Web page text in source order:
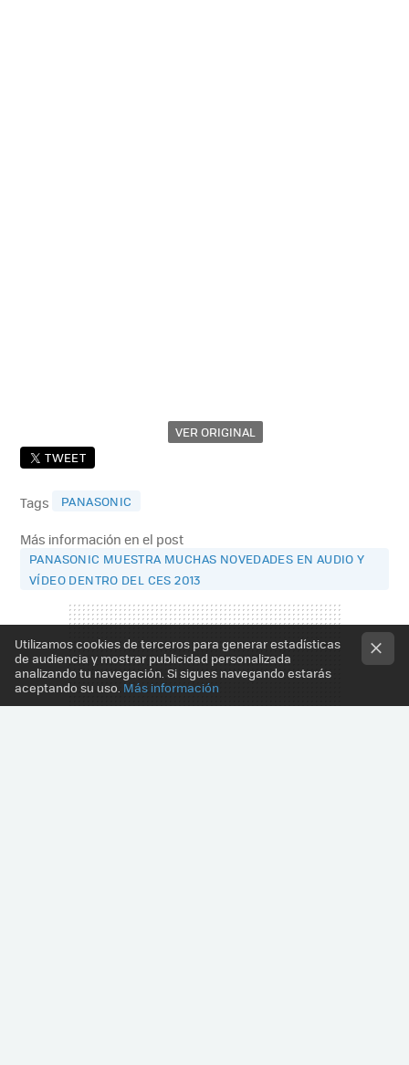
VER ORIGINAL
TWEET
Tags PANASONIC
Más información en el post
PANASONIC MUESTRA MUCHAS NOVEDADES EN AUDIO Y
VÍDEO DENTRO DEL CES 2013
Utilizamos cookies de terceros para generar estadísticas
de audiencia y mostrar publicidad personalizada
analizando tu navegación. Si sigues navegando estarás
aceptando su uso. Más información